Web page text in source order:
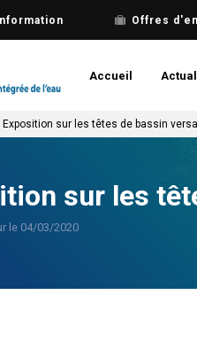
Offres
Accueil
Exposition sur les têtes de bassin
sur les
le 04/03/2020